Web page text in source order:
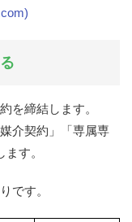
を締結します。
介契約」「専属専
す。
です。